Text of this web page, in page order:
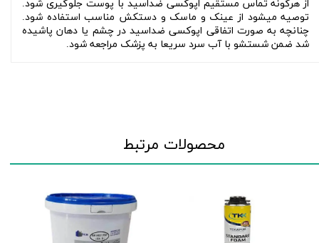
از هرگونه تماس مستقیم اپوکسی ضداسید با پوست جلوگیری شود.
توصیه میشود از عینک و ماسک و دستکش مناسب استفاده شود.
چنانچه به صورت اتفاقی اپوکسی ضداسید در چشم یا دهان پاشیده
شد ضمن شستشو با آب سرد سریعا به پزشک مراجعه شود.
محصولات مرتبط